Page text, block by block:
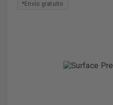
*Envío gratuito